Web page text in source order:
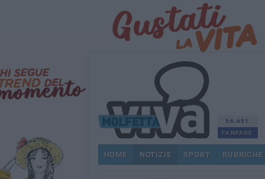
56.691
FANPAGE
HOME NOTIZIE SPORT RUBRICHE